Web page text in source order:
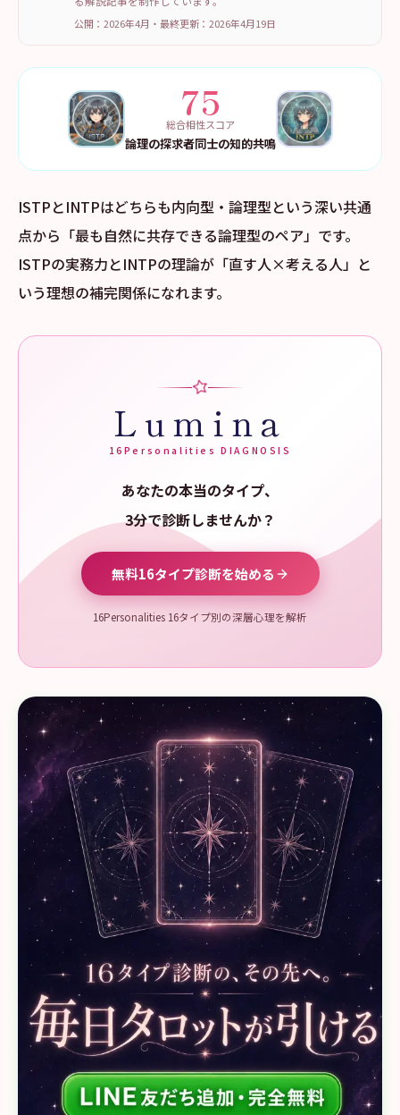
公開：2026年4月 ・ 最終更新： 2026年4月19日
75
総合相性スコア
論理の探求者同士の知的共鳴
ISTPとINTPはどちらも内向型・論理型という深い共通
点から「最も自然に共存できる論理型のペア」です。
ISTPの実務力とINTPの理論が「直す人×考える人」と
いう理想の補完関係になれます。
Lumina
16Personalities DIAGNOSIS
あなたの本当のタイプ、
3分で診断しませんか？
無料16タイプ診断を始める
16Personalities 16タイプ別の深層心理を解析